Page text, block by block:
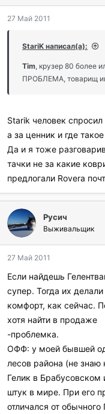
27 Май 2011
StariK написал(а):
Tim, крузер 80 более
ПРОБЛЕМА, товарищ
Starik человек
а за ценник и где
Да и я тоже
тачки не за какие
предлогали Rovera
Русич
Выживальщик
27 Май 2011
Если найдешь
супер. Тогда их
комфорт, как сейчас.
хотя найти в продаже
-проблемка.
ОФФ: у моей бывшей
лесов района (не знаю
Гелик в Брабусовском
штук в мире. При его
отличался от обычного